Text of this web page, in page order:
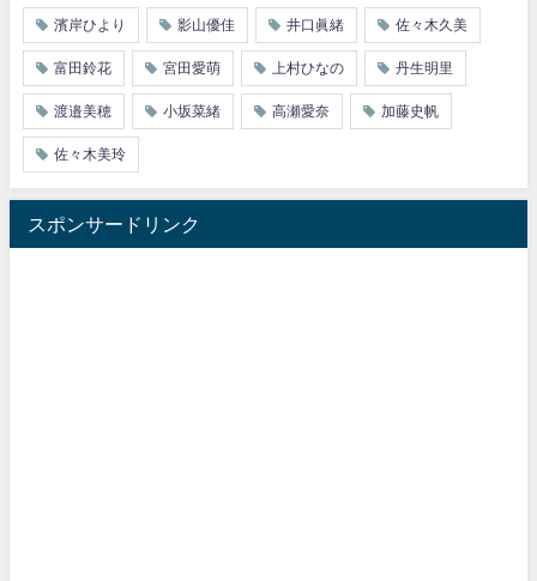
濱岸ひより 影山優佳 井口眞緒 佐々木久美
富田鈴花 宮田愛萌 上村ひなの 丹生明里
渡邉美穂 小坂菜緒 高瀬愛奈 加藤史帆
佐々木美玲
スポンサードリンク